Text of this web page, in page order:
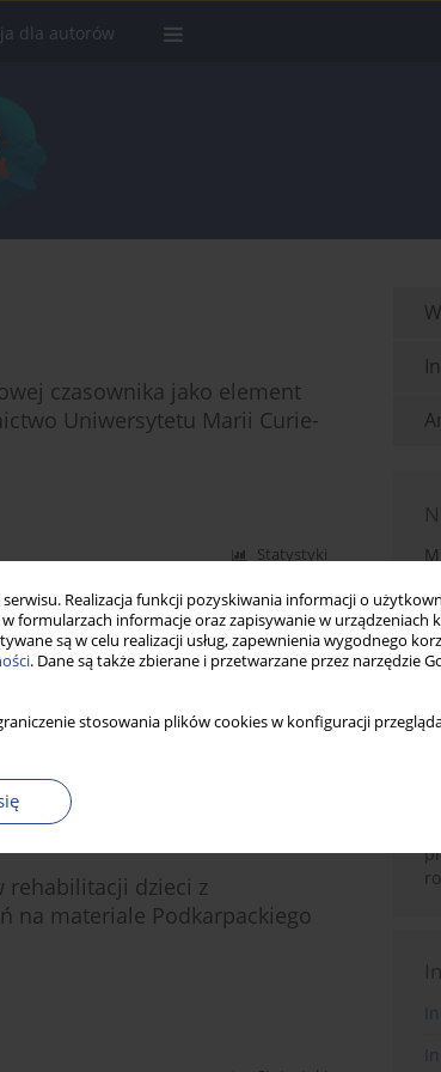
Realizacja funkcji pozyskiwania informacji o
formularzach informacje oraz zapisywanie w urządzeniach
są w celu realizacji usług, zapewnienia wygodnego
. Dane są także zbierane i przetwarzane przez narzędzie
stosowania plików cookies w konfiguracji
dla autorów
czasownika jako element
Uniwersytetu Marii Curie-
Statystyki
czytania i pisania
rehabilitacji dzieci z
na materiale Podkarpackiego